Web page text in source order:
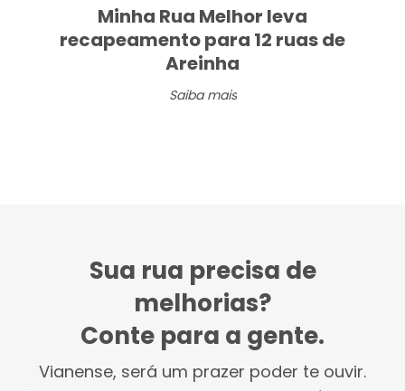
Minha Rua Melhor leva
recapeamento para 12 ruas de
Areinha
Saiba mais
Sua rua precisa de
melhorias?
Conte para a gente.
Vianense, será um prazer poder te ouvir.